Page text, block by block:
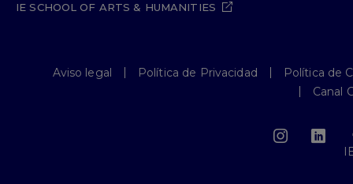
IE SCHOOL OF ARTS & HUMANITIES
Aviso legal Política de Privacidad
Política de
Canal